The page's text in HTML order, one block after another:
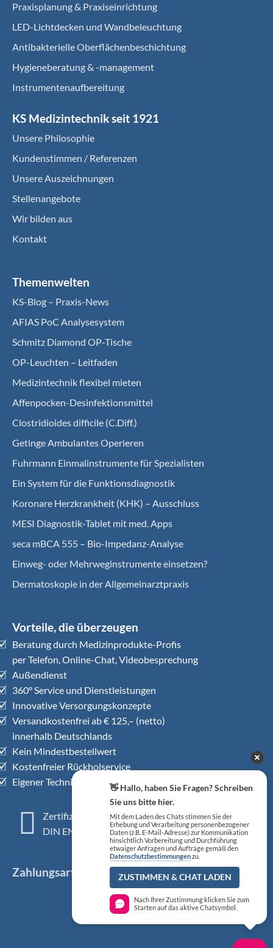
Praxisplanung & Praxiseinrichtung
LED-Lichtdecken und Wandbeleuchtung
Antibakterielle Oberflächenbeschichtung
Hygieneberatung & -management
Instrumentenaufbereitung
KS Medizintechnik seit 1921
Unsere Philosophie
Kundenstimmen / Referenzen
Unsere Auszeichnungen
Stellenangebote
Wir bilden aus
Kontakt
Themenwelten
KS-Blog – Praxis-News
AFIAS PoC Analysesystem
Schmitz Diamond OP-Tische
OP-Leuchten – Leitfaden
Medizintechnik flexibel mieten
Affenpocken-Desinfektionsmittel
Clostridioides difficile (C.Diff.)
Getinge Ambulantes Operieren
Fuhrmann Einmalinstrumente für Spezialisten
Ein System für die Funktionsdiagnostik
Koro­nare Herz­krank­heit (KHK) – Ausschluss
MESI Diagnostik-Tablet mit med. Apps
seca mBCA 555 – Bio-Impedanz-Analyse
Einweg- oder Mehrweginstrumente einsetzen?
Dermatoskopie in der Allgemeinarztpraxis
Vorteile, die überzeugen
Beratung durch Medizinprodukte-Profis
per Telefon, Online-Chat, Videobesprechung
Außendienst
360° Service und Dienstleistungen
Innovative Versorgungskonzepte
Versandkostenfrei ab € 125,– (netto)
innerhalb Deutschlands
Kein Mindestbestellwert
Kostenfreier Rückholservice
Eigener Technischer Kundendienst
Zertifiziertes QM-System
DIN EN ISO 13485
Zahlungsarten
👋 Hallo, haben Sie Fragen? Schreiben
Sie uns bitte hier.
Mit dem Laden des Chats stimmen Sie der
Erhebung und Verarbeitung personenbezogener
Daten (z.B. E-Mail-Adresse) zur Kommunikation
hinsichtlich Vorbereitung und Durchführung
etwaiger Anfragen und Aufträge gemäß den
Datenschutzbestimmungenzu.
ZUSTIMMEN & CHAT LADEN
Nach Ihrer Zustimmung klicken Sie zum
Starten auf das aktive Chatsymbol.